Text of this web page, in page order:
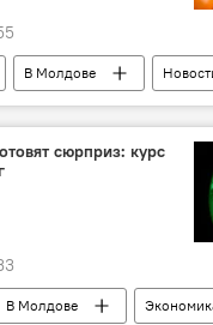
В Молдове
сюрприз: курс
В Молдове